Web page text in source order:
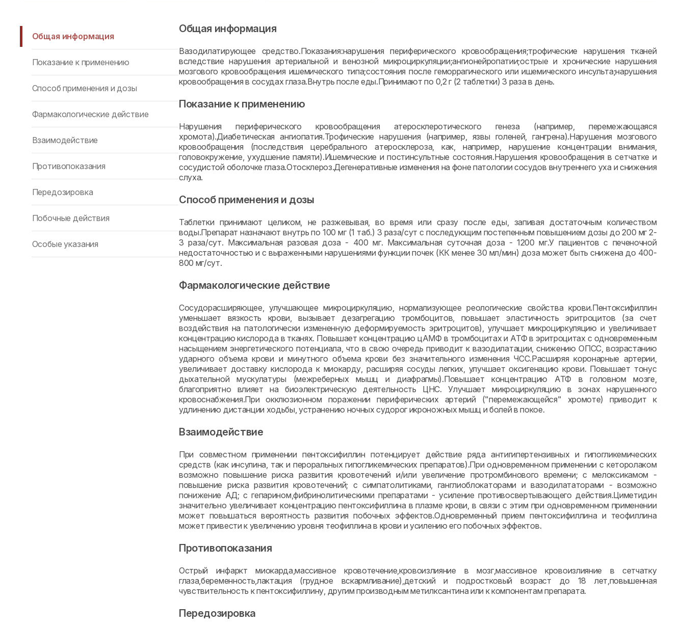
Общая информация
Показание к применению
Способ применения и дозы
Фармакологические действие
Взаимодействие
Противопоказания
Передозировка
Побочные действия
Особые указания
Общая информация
Вазодилатирующее средство.Показания:нарушения периферического кровообращения;трофические нарушения тканей
вследствие нарушения артериальной и венозной микроциркуляции;ангионейропатии;острые и хронические нарушения
мозгового кровообращения ишемического типа;состояния после геморрагического или ишемического инсульта;нарушения
кровообращения в сосудах глаза.Внутрь после еды.Принимают по 0,2 г (2 таблетки) 3 раза в день.
Показание к применению
Нарушения периферического кровообращения атеросклеротического генеза (например, перемежающаяся
хромота).Диабетическая ангиопатия.Трофические нарушения (например, язвы голеней, гангрена).Нарушения мозгового
кровообращения (последствия церебрального атеросклероза, как, например, нарушение концентрации внимания,
головокружение, ухудшение памяти).Ишемические и постинсультные состояния.Нарушения кровообращения в сетчатке и
сосудистой оболочке глаза.Отосклероз.Дегенеративные изменения на фоне патологии сосудов внутреннего уха и снижения
слуха.
Способ применения и дозы
Таблетки принимают целиком, не разжевывая, во время или сразу после еды, запивая достаточным количеством
воды.Препарат назначают внутрь по 100 мг (1 таб.) 3 раза/сут с последующим постепенным повышением дозы до 200 мг 2-
3 раза/сут. Максимальная разовая доза - 400 мг. Максимальная суточная доза - 1200 мг.У пациентов с печеночной
недостаточностью и с выраженными нарушениями функции почек (КК менее 30 мл/мин) доза может быть снижена до 400-
800 мг/сут.
Фармакологические действие
Сосудорасширяющее, улучшающее микроциркуляцию, нормализующее реологические свойства крови.Пентоксифиллин
уменьшает вязкость крови, вызывает дезагрегацию тромбоцитов, повышает эластичность эритроцитов (за счет
воздействия на патологически измененную деформируемость эритроцитов), улучшает микроциркуляцию и увеличивает
концентрацию кислорода в тканях. Повышает концентрацию цАМФ в тромбоцитах и АТФ в эритроцитах с одновременным
насыщением энергетического потенциала, что в свою очередь приводит к вазодилатации, снижению ОПСС, возрастанию
ударного объема крови и минутного объема крови без значительного изменения ЧСС.Расширяя коронарные артерии,
увеличивает доставку кислорода к миокарду, расширяя сосуды легких, улучшает оксигенацию крови. Повышает тонус
дыхательной мускулатуры (межреберных мышц и диафрагмы).Повышает концентрацию АТФ в головном мозге,
благоприятно влияет на биоэлектрическую деятельность ЦНС. Улучшает микроциркуляцию в зонах нарушенного
кровоснабжения.При окклюзионном поражении периферических артерий ("перемежающейся" хромоте) приводит к
удлинению дистанции ходьбы, устранению ночных судорог икроножных мышц и болей в покое.
Взаимодействие
При совместном применении пентоксифиллин потенцирует действие ряда антигипертензивных и гипогликемических
средств (как инсулина, так и пероральных гипогликемических препаратов).При одновременном применении с кеторолаком
возможно повышение риска развития кровотечений и/или увеличение протромбинового времени; с мелоксикамом -
повышение риска развития кровотечений; с симпатолитиками, ганглиоблокаторами и вазодилататорами - возможно
понижение АД; с гепарином,фибринолитическими препаратами - усиление противосвертывающего действия.Циметидин
значительно увеличивает концентрацию пентоксифиллина в плазме крови, в связи с этим при одновременном применении
может повышаться вероятность развития побочных эффектов.Одновременный прием пентоксифиллина и теофиллина
может привести к увеличению уровня теофиллина в крови и усилению его побочных эффектов.
Противопоказания
Острый инфаркт миокарда,массивное кровотечение,кровоизлияние в мозг,массивное кровоизлияние в сетчатку
глаза,беременность,лактация (грудное вскармливание),детский и подростковый возраст до 18 лет,повышенная
чувствительность к пентоксифиллину, другим производным метилксантина или к компонентам препарата.
Передозировка